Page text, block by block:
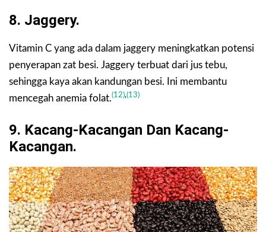
8. Jaggery.
Vitamin C yang ada dalam jaggery meningkatkan potensi
penyerapan zat besi. Jaggery terbuat dari jus tebu,
sehingga kaya akan kandungan besi. Ini membantu
mencegah anemia folat.(12),(13)
9. Kacang-Kacangan Dan Kacang-
Kacangan.